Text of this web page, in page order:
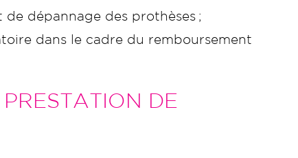
dépannage des prothèses ;
dans le cadre du remboursement
DE